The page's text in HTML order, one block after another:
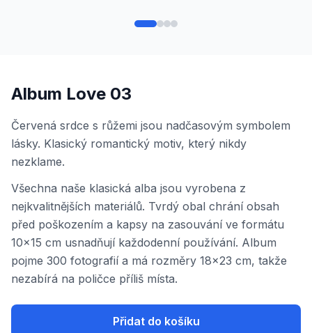
Album Love 03
Červená srdce s růžemi jsou nadčasovým symbolem
lásky. Klasický romantický motiv, který nikdy
nezklame.
Všechna naše klasická alba jsou vyrobena z
nejkvalitnějších materiálů. Tvrdý obal chrání obsah
před poškozením a kapsy na zasouvání ve formátu
10x15 cm usnadňují každodenní používání. Album
pojme 300 fotografií a má rozměry 18x23 cm, takže
nezabírá na poličce příliš místa.
Přidat do košíku